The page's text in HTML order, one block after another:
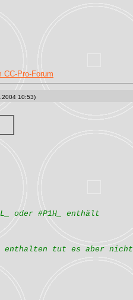
CC-Pro-Forum
10:53)
oder #P1H_ enthält
tut es aber nicht